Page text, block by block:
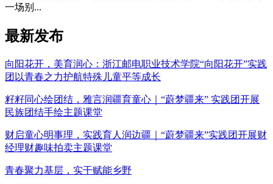
一场别...
最新发布
向阳花开，美育润心：浙江邮电职业技术学院“向阳花开”实践
团以青春之力护航特殊儿童平等成长
籽籽同心绘团结，雅言润疆育童心｜“蔚梦疆来” 实践团开展
民族团结手绘主题课堂
财启童心明事理，实践育人润边疆｜“蔚梦疆来”实践团开展财
经理财趣味拍卖主题课堂
青春聚力基层，实干赋能乡野